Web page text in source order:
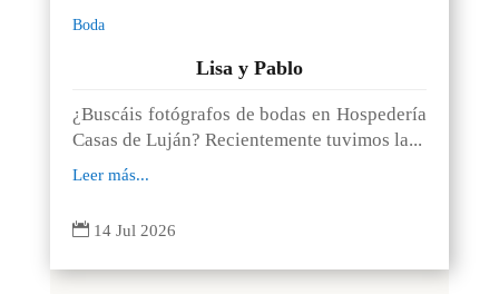
Boda
Lisa y Pablo
¿Buscáis fotógrafos de bodas en Hospedería
Casas de Luján? Recientemente tuvimos la...
Leer más...
 14 Jul 2026